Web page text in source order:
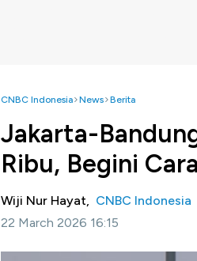
CNBC Indonesia News Berita
Jakarta-
Ribu, Begini
Wiji Nur Hayat, CNBC Indonesia
22 March 2026 16:15